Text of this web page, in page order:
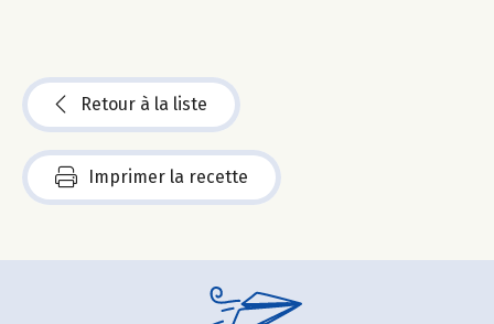
Retour à la liste
Imprimer la recette